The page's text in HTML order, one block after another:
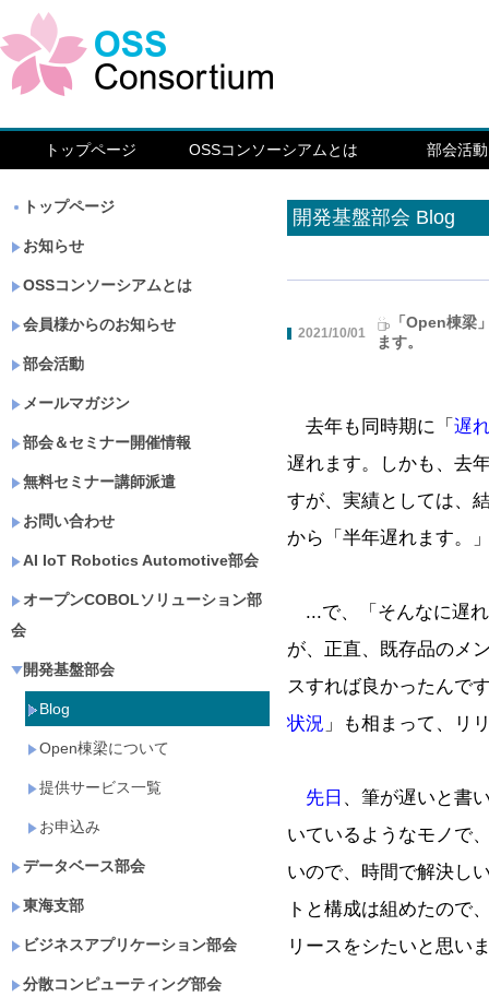
トップページ OSSコンソーシアムとは 部会活動
トップページ
お知らせ
OSSコンソーシアムとは
会員様からのお知らせ
部会活動
メールマガジン
部会＆セミナー開催情報
無料セミナー講師派遣
お問い合わせ
AI IoT Robotics Automotive部会
オープンCOBOLソリューション部
会
開発基盤部会
Blog
Open棟梁について
提供サービス一覧
お申込み
データベース部会
東海支部
ビジネスアプリケーション部会
分散コンピューティング部会
開発基盤部会 Blog
2021/10/01
「Open棟梁
ます。
去年も同時期に「 遅
遅れます。しかも、去
すが、実績としては、
から「半年遅れます。
...で、「そんなに遅
が、正直、既存品のメ
スすれば良かったんで
状況 」も相まって、リ
先日 、筆が遅いと書
いているようなモノで
いので、時間で解決し
トと構成は組めたので
リースをシたいと思い